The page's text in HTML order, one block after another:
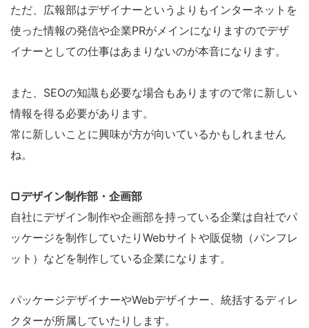
ただ、広報部はデザイナーというよりもインターネットを
使った情報の発信や企業PRがメインになりますのでデザ
イナーとしての仕事はあまりないのが本音になります。
また、SEOの知識も必要な場合もありますので常に新しい
情報を得る必要があります。
常に新しいことに興味が方が向いているかもしれません
ね。
▢デザイン制作部・企画部
自社にデザイン制作や企画部を持っている企業は自社でパ
ッケージを制作していたりWebサイトや販促物（パンフレ
ット）などを制作している企業になります。
パッケージデザイナーやWebデザイナー、統括するディレ
クターが所属していたりします。